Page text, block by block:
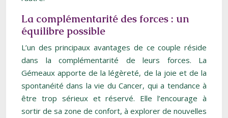
La complémentarité des forces : un
équilibre possible
L’un des principaux avantages de ce couple réside
dans la complémentarité de leurs forces. La
Gémeaux apporte de la légèreté, de la joie et de la
spontanéité dans la vie du Cancer, qui a tendance à
être trop sérieux et réservé. Elle l’encourage à
sortir de sa zone de confort, à explorer de nouvelles